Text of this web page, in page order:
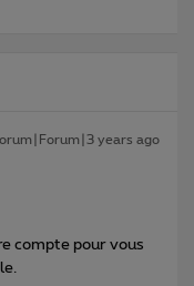
years ago
compte pour vous